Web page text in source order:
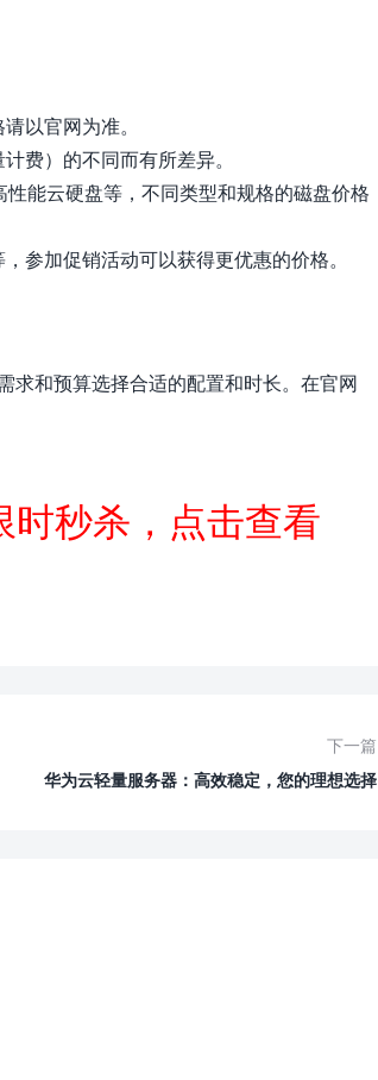
以官网为准。
费）的不同而有所差异。
能云硬盘等，不同类型和规格的磁盘价格
参加促销活动可以获得更优惠的价格。
求和预算选择合适的配置和时长。在官网
秒杀，点击查看
下一篇
华为云轻量服务器：高效稳定，您的理想选择